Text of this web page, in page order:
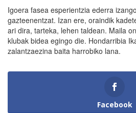
Igoera fasea esperientzia ederra
gazteenentzat. Izan ere, oraindik
ari dira, tarteka, lehen taldean. Maila
klubak bidea egingo die. Hondarribia
zalantzaezina baita harrobiko lana.
Facebook